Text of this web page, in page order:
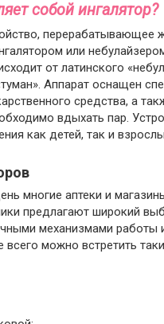
собой ингалятор?
перерабатывающее
или
от латинского
Аппарат оснащен
средства, а
вдыхать пар.
как детей, так и
многие аптеки и
предлагают широкий
механизмами работы
можно встретить